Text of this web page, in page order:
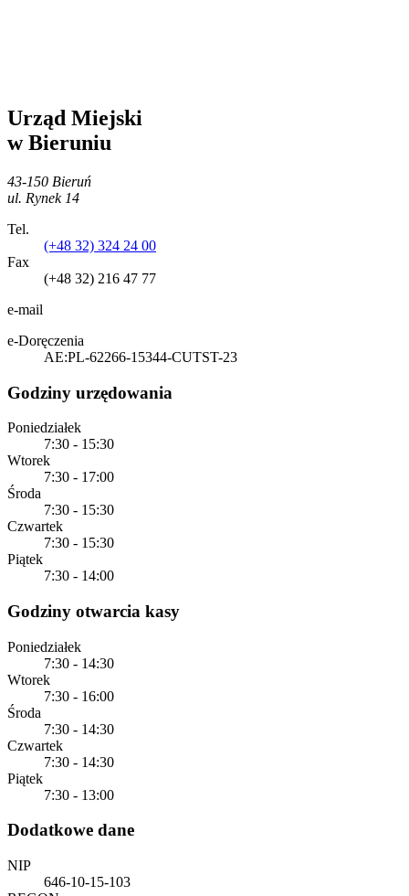
Urząd Miejski
w Bieruniu
43-150 Bieruń
ul. Rynek 14
Tel.
(+48 32) 324 24 00
Fax
(+48 32) 216 47 77
e-mail
e-Doręczenia
AE:PL-62266-15344-CUTST-23
Godziny urzędowania
Poniedziałek
7:30 - 15:30
Wtorek
7:30 - 17:00
Środa
7:30 - 15:30
Czwartek
7:30 - 15:30
Piątek
7:30 - 14:00
Godziny otwarcia kasy
Poniedziałek
7:30 - 14:30
Wtorek
7:30 - 16:00
Środa
7:30 - 14:30
Czwartek
7:30 - 14:30
Piątek
7:30 - 13:00
Dodatkowe dane
NIP
646-10-15-103